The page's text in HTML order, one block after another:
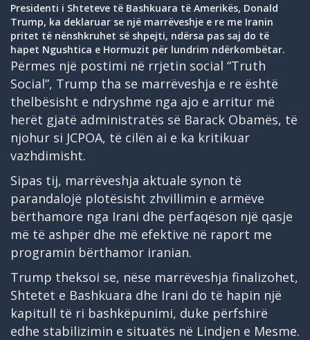
Presidenti i Shteteve të Bashkuara të Amerikës, Donald
Trump, ka deklaruar se një marrëveshje e re me Iranin
pritet të nënshkruhet së shpejti, ndërsa pas saj do të
hapet Ngushtica e Hormuzit për lundrim ndërkombëtar.
Përmes një postimi në rrjetin social “Truth
Social”, Trump tha se marrëveshja e re është
thelbësisht e ndryshme nga ajo e arritur më
herët gjatë administratës së Barack Obamës, të
njohur si JCPOA, të cilën ai e ka kritikuar
vazhdimisht.
Sipas tij, marrëveshja aktuale synon të
parandalojë plotësisht zhvillimin e armëve
bërthamore nga Irani dhe përfaqëson një qasje
më të ashpër dhe më efektive në raport me
programin bërthamor iranian.
Trump theksoi se, nëse marrëveshja finalizohet,
Shtetet e Bashkuara dhe Irani do të hapin një
kapitull të ri bashkëpunimi, duke përfshirë
edhe stabilizimin e situatës në Lindjen e Mesme.